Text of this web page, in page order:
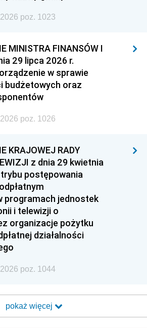
poz. 1023
MINISTRA FINANSÓW I
29 lipca 2026 r.
w sprawie
budżetowych oraz
poz. 1026
KRAJOWEJ RADY
z dnia 29 kwietnia
postępowania
programach jednostek
i telewizji o
organizacje pożytku
działalności
poz. 1044
pokaż więcej